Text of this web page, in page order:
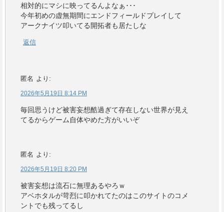
相対的にマシに映ってるんよなぁ･･･
今年初めの虚無期間にエンドフィールドプレイして
アークナイツ叩いてる開拓者も居たしな
返信
匿名 より:
2026年5月19日 8:14 PM
毎回思うけど被害妄想酷過ぎて存在しない世界が見え
てるからゲーム自体やめた方がいいぞ
匿名 より:
2026年5月19日 8:20 PM
被害妄想は流石に無理あるやろｗ
アベホタルが苛烈に叩かれてたのはこのサイトのコメ
ントでも残ってるし